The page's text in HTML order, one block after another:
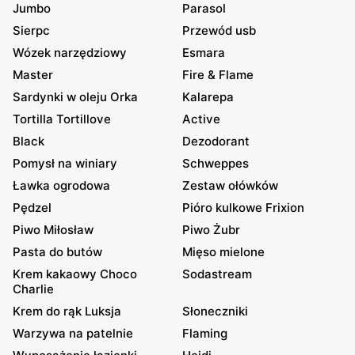
Jumbo
Parasol
Sierpc
Przewód usb
Wózek narzędziowy
Esmara
Master
Fire & Flame
Sardynki w oleju Orka
Kalarepa
Tortilla Tortillove
Active
Black
Dezodorant
Pomysł na winiary
Schweppes
Ławka ogrodowa
Zestaw ołówków
Pędzel
Pióro kulkowe Frixion
Piwo Miłosław
Piwo Żubr
Pasta do butów
Mięso mielone
Krem kakaowy Choco
Charlie
Sodastream
Krem do rąk Luksja
Słoneczniki
Warzywa na patelnie
Flaming